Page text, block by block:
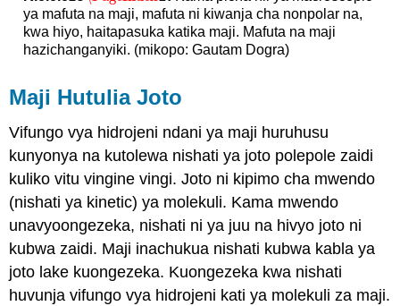
ya mafuta na maji, mafuta ni kiwanja cha nonpolar na,
kwa hiyo, haitapasuka katika maji. Mafuta na maji
hazichanganyiki. (mikopo: Gautam Dogra)
Maji Hutulia Joto
Vifungo vya hidrojeni ndani ya maji huruhusu
kunyonya na kutolewa nishati ya joto polepole zaidi
kuliko vitu vingine vingi. Joto ni kipimo cha mwendo
(nishati ya kinetic) ya molekuli. Kama mwendo
unavyoongezeka, nishati ni ya juu na hivyo joto ni
kubwa zaidi. Maji inachukua nishati kubwa kabla ya
joto lake kuongezeka. Kuongezeka kwa nishati
huvunja vifungo vya hidrojeni kati ya molekuli za maji.